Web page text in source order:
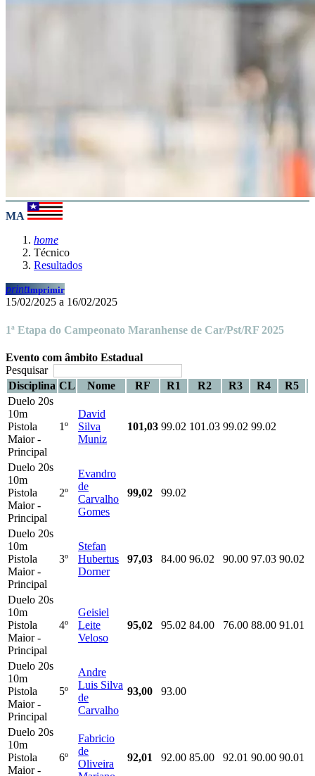
MA
home
Técnico
Resultados
printImprimir
15/02/2025 a 16/02/2025
1ª Etapa do Campeonato Maranhense de Car/Pst/RF 2025
Evento com âmbito Estadual
Pesquisar
Disciplina CL Nome RF R1 R2 R3 R4
R5
Duelo 20s
10m
Pistola
Maior -
Principal
1º
David
Silva
Muniz
101,03 99.02 101.03 99.02 99.02
Duelo 20s
10m
Pistola
Maior -
Principal
2º
Evandro
de
Carvalho
Gomes
99,02 99.02
Duelo 20s
10m
Pistola
Maior -
Principal
3º
Stefan
Hubertus
Dorner
97,03 84.00 96.02 90.00 97.03 90.02
Duelo 20s
10m
Pistola
Maior -
Principal
4º
Geisiel
Leite
Veloso
95,02 95.02 84.00 76.00 88.00 91.01
Duelo 20s
10m
Pistola
Maior -
Principal
5º
Andre
Luis Silva
de
Carvalho
93,00 93.00
Duelo 20s
10m
Pistola
Maior -
6º
Fabricio
de
Oliveira
92,01 92.00 85.00 92.01 90.00 90.01